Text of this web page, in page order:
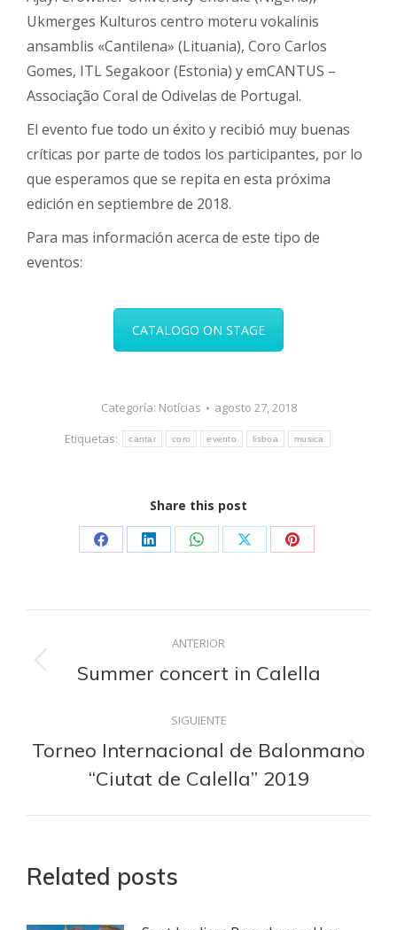
Ukmerges Kulturos centro moteru vokalinis
ansamblis «Cantilena» (Lituania), Coro Carlos
Gomes, ITL Segakoor (Estonia) y emCANTUS –
Associação Coral de Odivelas de Portugal.
El evento fue todo un éxito y recibió muy buenas
críticas por parte de todos los participantes, por lo
que esperamos que se repita en esta próxima
edición en septiembre de 2018.
Para mas información acerca de este tipo de
eventos:
CATALOGO ON STAGE
Categoría: Notícias
agosto 27, 2018
Etiquetas:
cantar coro evento lisboa musica
Share this post
Share
Facebook
Share
LinkedIn
Share
WhatsApp
Share
X
Share
Pinterest
Navegación
entre
publicaciones
ANTERIOR
Publicación
Summer concert in Calella
SIGUIENTE
Publicación
siguiente:
Torneo Internacional de Balonmano
“Ciutat de Calella” 2019
Related posts